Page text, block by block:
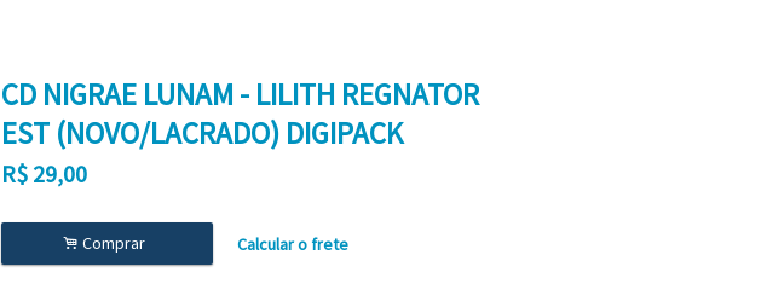
CD NIGRAE LUNAM - LILITH REGNATOR
EST (NOVO/LACRADO) DIGIPACK
R$ 29,00
. Comprar Calcular o frete